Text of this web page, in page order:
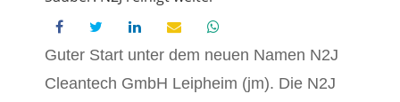
Guter Start unter dem neuen Namen N2J
Cleantech GmbH Leipheim (jm). Die N2J